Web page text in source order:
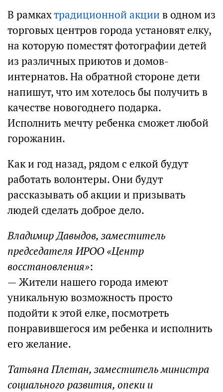
В рамкахтрадиционной акции в одном из
торговых центров города установят елку,
на которую поместят фотографии детей
из различных приютов и домов-
интернатов. На обратной стороне дети
напишут, что им хотелось бы получить в
качестве новогоднего подарка.
Исполнить мечту ребенка сможет любой
горожанин.
Как и год назад, рядом с елкой будут
работать волонтеры. Они будут
рассказывать об акции и призывать
людей сделать доброе дело.
Владимир Давыдов, заместитель
председателя ИРОО «Центр
восстановления»:
— Жители нашего города имеют
уникальную возможность просто
подойти к этой елке, посмотреть
понравившегося им ребенка и исполнить
его желание.
Татьяна Плетан, заместитель министра
социального развития, опеки и